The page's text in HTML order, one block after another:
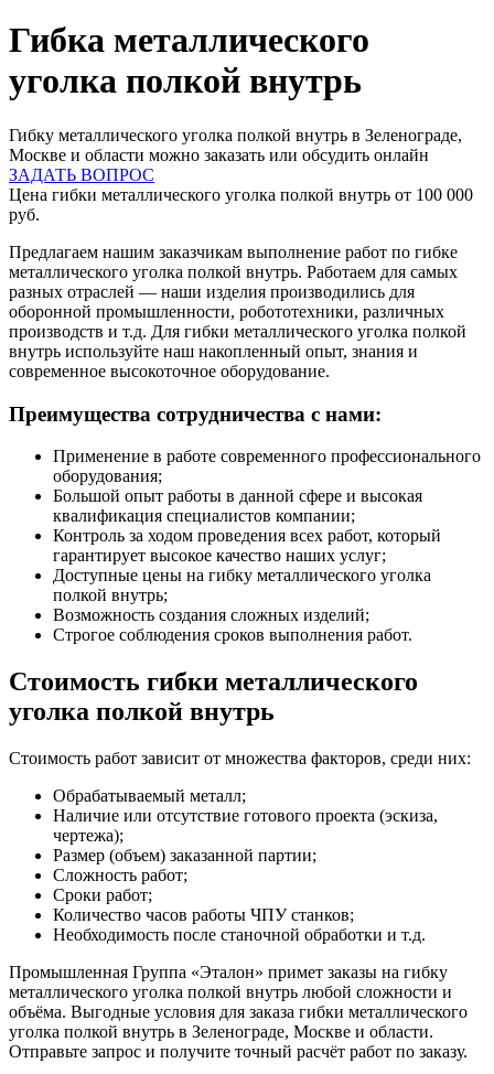
Гибка металлического
уголка полкой внутрь
Гибку металлического уголка полкой внутрь в Зеленограде,
Москве и области можно заказать или обсудить онлайн
ЗАДАТЬ ВОПРОС
Цена гибки металлического уголка полкой внутрь от 100 000
руб.
Предлагаем нашим заказчикам выполнение работ по гибке
металлического уголка полкой внутрь. Работаем для самых
разных отраслей — наши изделия производились для
оборонной промышленности, робототехники, различных
производств и т.д. Для гибки металлического уголка полкой
внутрь используйте наш накопленный опыт, знания и
современное высокоточное оборудование.
Преимущества сотрудничества с нами:
Применение в работе современного профессионального
оборудования;
Большой опыт работы в данной сфере и высокая
квалификация специалистов компании;
Контроль за ходом проведения всех работ, который
гарантирует высокое качество наших услуг;
Доступные цены на гибку металлического уголка
полкой внутрь;
Возможность создания сложных изделий;
Строгое соблюдения сроков выполнения работ.
Стоимость гибки металлического
уголка полкой внутрь
Стоимость работ зависит от множества факторов, среди них:
Обрабатываемый металл;
Наличие или отсутствие готового проекта (эскиза,
чертежа);
Размер (объем) заказанной партии;
Сложность работ;
Сроки работ;
Количество часов работы ЧПУ станков;
Необходимость после станочной обработки и т.д.
Промышленная Группа «Эталон» примет заказы на гибку
металлического уголка полкой внутрь любой сложности и
объёма. Выгодные условия для заказа гибки металлического
уголка полкой внутрь в Зеленограде, Москве и области.
Отправьте запрос и получите точный расчёт работ по заказу.